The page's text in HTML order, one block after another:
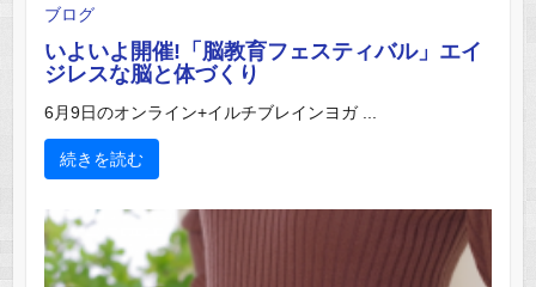
ブログ
いよいよ開催!「脳教育フェスティバル」エイ
ジレスな脳と体づくり
6月9日のオンライン+イルチブレインヨガ ...
続きを読む